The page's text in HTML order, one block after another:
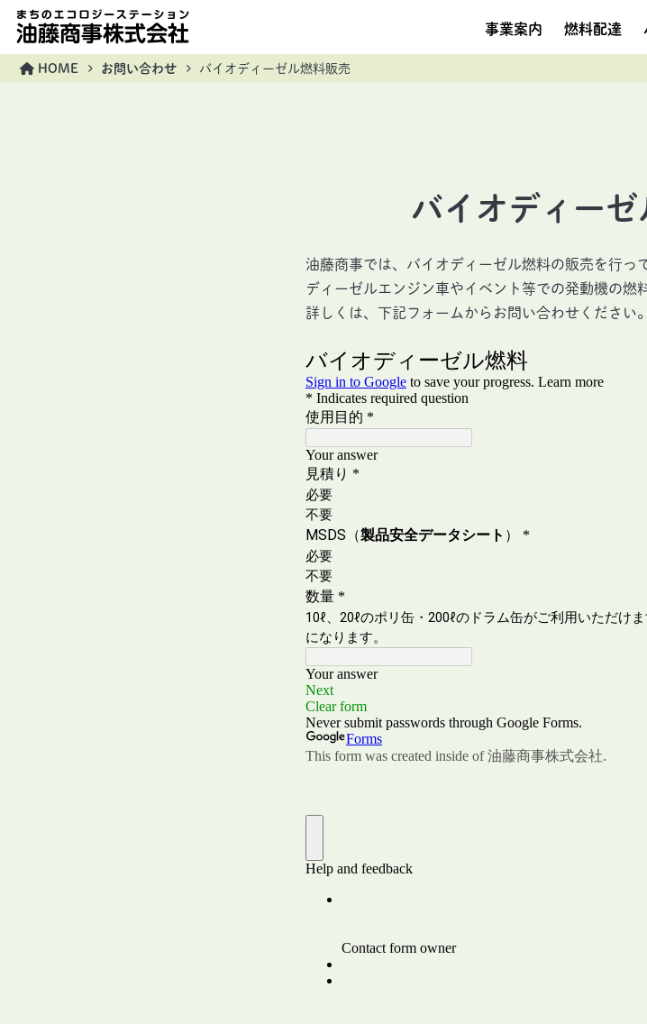
油藤商事株式会社
事業案内 燃料配達
HOME お問い合わせ バイオディーゼル燃料販売
バイオディー
油藤商事では、バイオディーゼル燃料の販売を行っ
ディーゼルエンジン車やイベント等での発動機の燃
詳しくは、下記フォームからお問い合わせください。